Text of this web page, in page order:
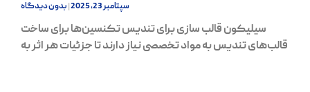
سپتامبر 23, 2025 بدون دیدگاه
سیلیکون قالب سازی برای تندیس تکنسین‌ها برای ساخت
قالب‌های تندیس به مواد تخصصی نیاز دارند تا جزئیات هر اثر به